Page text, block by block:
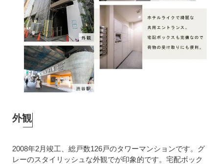
外観
2008年2月竣工、総戸数126戸のタワーマンションです。グ
レーのスタイリッシュな外観でが印象的です。宅配ボック